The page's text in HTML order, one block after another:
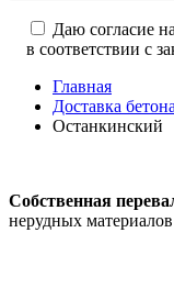
Даю согласие
в соответствии с
Главная
Доставка бетона
Останкинский
Собственная
нерудных материалов